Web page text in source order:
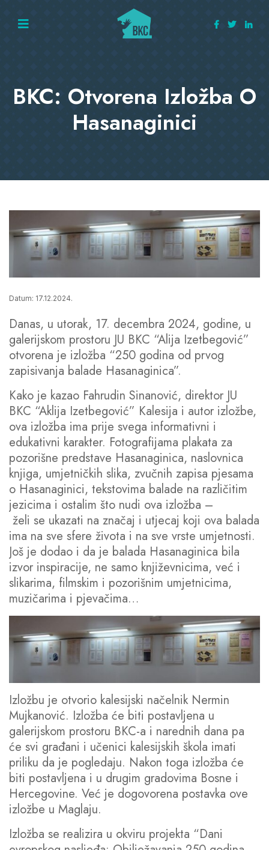
BKC: Otvorena Izložba O
Hasanaginici
Datum: 17.12.2024.
Danas, u utorak, 17. decembra 2024, godine, u
galerijskom prostoru JU BKC “Alija Izetbegović”
otvorena je izložba “250 godina od prvog
zapisivanja balade Hasanaginica”.
Kako je kazao Fahrudin Sinanović, direktor JU
BKC “Aklija Izetbegović” Kalesija i autor izložbe,
ova izložba ima prije svega informativni i
edukativni karakter. Fotografijama plakata za
pozorišne predstave Hasanaginica, naslovnica
knjiga, umjetničkih slika, zvučnih zapisa pjesama
o Hasanaginici, tekstovima balade na različitim
jezicima i ostalim što nudi ova izložba –
želi se ukazati na značaj i utjecaj koji ova balada
ima na sve sfere života i na sve vrste umjetnosti.
Još je dodao i da je balada Hasanaginica bila
izvor inspiracije, ne samo književnicima, već i
slikarima, filmskim i pozorišnim umjetnicima,
muzičarima i pjevačima…
Izložbu je otvorio kalesijski načelnik Nermin
Mujkanović. Izložba će biti postavljena u
galerijskom prostoru BKC-a i narednih dana pa
će svi građani i učenici kalesijskih škola imati
priliku da je pogledaju. Nakon toga izložba će
biti postavljena i u drugim gradovima Bosne i
Hercegovine. Već je dogovorena postavka ove
izložbe u Maglaju.
Izložba se realizira u okviru projekta “Dani